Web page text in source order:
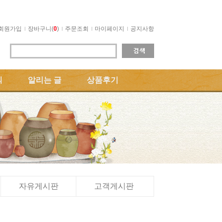
원가입 장바구니(0) 주문조회 마이페이지 공지사항
알리는 글 상품후기
자유게시판 고객게시판